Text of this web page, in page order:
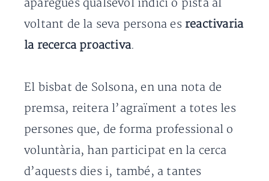
aparegués qualsevol indici o pista al
voltant de la seva persona es reactivaria
la recerca proactiva.
El bisbat de Solsona, en una nota de
premsa, reitera l’agraïment a totes les
persones que, de forma professional o
voluntària, han participat en la cerca
d’aquests dies i, també, a tantes